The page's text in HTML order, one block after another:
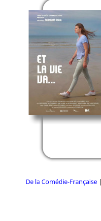
De la Comédie-Française|